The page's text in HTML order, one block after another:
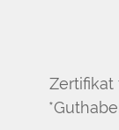
Zertifikat